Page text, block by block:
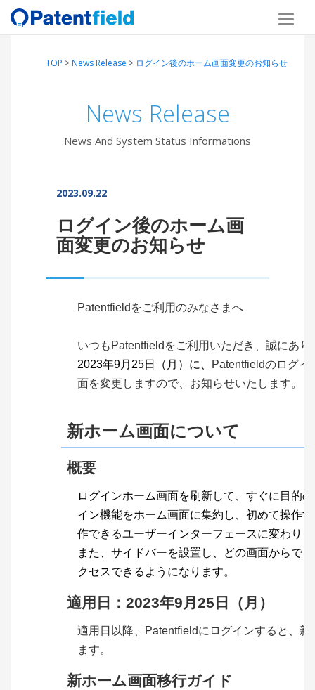
TOP >News Release > ログイン後のホーム画面変更のお知らせ
News Release
News And System Status Informations
2023.09.22
ログイン後のホーム画
面変更のお知らせ
Patentfieldをご利用のみなさまへ
いつもPatentfieldをご利用いただき、 誠にあり
2023年9月25日（月）に、
Patentfieldのログイ
面を変更しますので、 お知らせいたします。
新ホーム画面について
概要
ログインホーム画面を刷新して、すぐに目的
イン機能をホーム画面に集約し、初めて操作
作できるユーザーインターフェースに変わり
また、サイドバーを設置し、どの画面からで
クセスできるようになります。
適用日：2023年9月25日（月）
適用日以降、Patentfieldにログインすると、 新
ます。
新ホーム画面移行ガイド